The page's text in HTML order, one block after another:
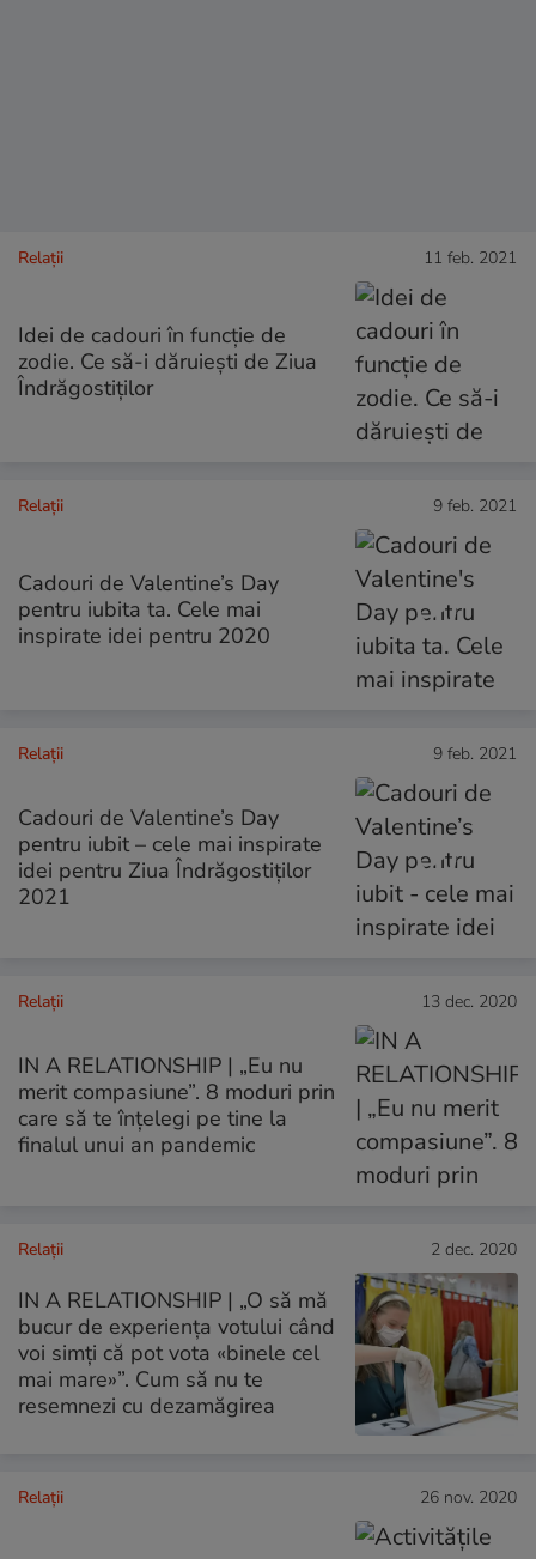
Relații 11 feb. 2021
Idei de cadouri în funcție de
zodie. Ce să-i dăruiești de Ziua
Îndrăgostiților
Relații 9 feb. 2021
Cadouri de Valentine’s Day
pentru iubita ta. Cele mai
inspirate idei pentru 2020
Relații 9 feb. 2021
Cadouri de Valentine’s Day
pentru iubit – cele mai inspirate
idei pentru Ziua Îndrăgostiților
2021
Relații 13 dec. 2020
IN A RELATIONSHIP | „Eu nu
merit compasiune”. 8 moduri prin
care să te înțelegi pe tine la
finalul unui an pandemic
Relații 2 dec. 2020
IN A RELATIONSHIP | „O să mă
bucur de experiența votului când
voi simți că pot vota «binele cel
mai mare»”. Cum să nu te
resemnezi cu dezamăgirea
Relații 26 nov. 2020